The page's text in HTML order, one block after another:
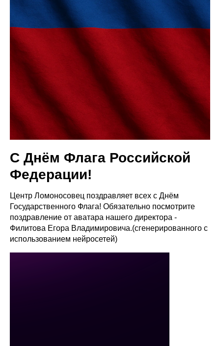
С Днём Флага Российской
Федерации!
Центр Ломоносовец поздравляет всех с Днём
Государственного Флага! Обязательно посмотрите
поздравление от аватара нашего директора -
Филитова Егора Владимировича.(сгенерированного с
использованием нейросетей)